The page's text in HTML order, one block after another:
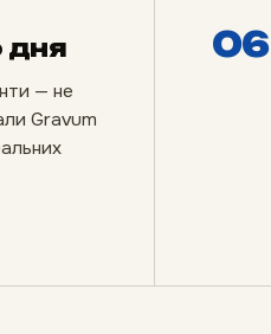
дня
— не
Gravum
06